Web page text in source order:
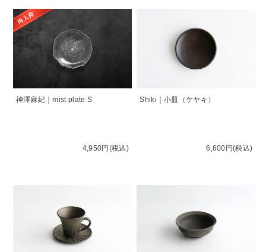
神澤麻紀｜mist plate S
4,950円(税込)
Shiki｜小皿（ケヤキ）
6,600円(税込)